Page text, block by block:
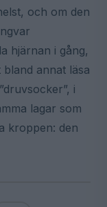
och om den
hjärnan i gång,
bland annat läsa
i
lagar som
kroppen: den